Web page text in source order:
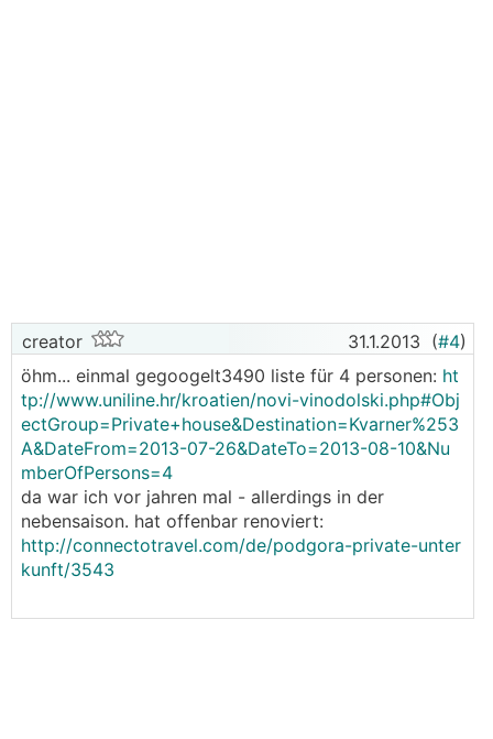
creator 31.1.2013 (#4)
öhm... einmal gegoogelt3490 liste für 4 personen: ht
tp://www.uniline.hr/kroatien/novi-vinodolski.php#Obj
ectGroup=Private+house&Destination=Kvarner%253
A&DateFrom=2013-07-26&DateTo=2013-08-10&Nu
mberOfPersons=4
da war ich vor jahren mal - allerdings in der
nebensaison. hat offenbar renoviert:
http://connectotravel.com/de/podgora-private-unter
kunft/3543